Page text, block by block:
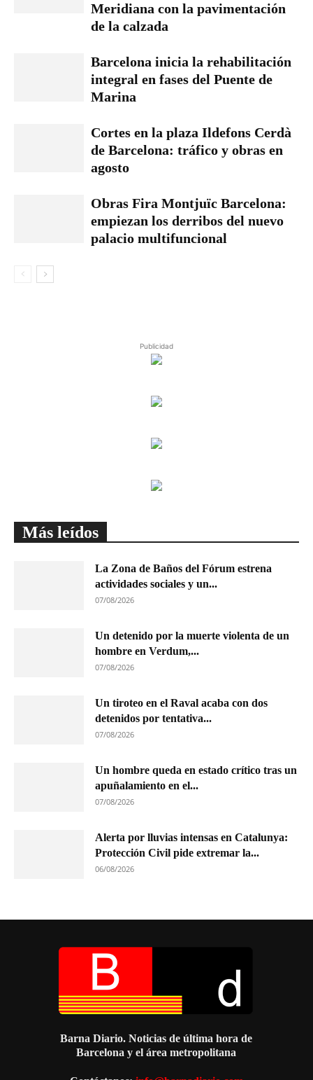
Meridiana con la pavimentación
de la calzada
Barcelona inicia la rehabilitación
integral en fases del Puente de
Marina
Cortes en la plaza Ildefons Cerdà
de Barcelona: tráfico y obras en
agosto
Obras Fira Montjuïc Barcelona:
empiezan los derribos del nuevo
palacio multifuncional
Publicidad
Más leídos
La Zona de Baños del Fórum estrena
actividades sociales y un...
07/08/2026
Un detenido por la muerte violenta de un
hombre en Verdum,...
07/08/2026
Un tiroteo en el Raval acaba con dos
detenidos por tentativa...
07/08/2026
Un hombre queda en estado crítico tras un
apuñalamiento en el...
07/08/2026
Alerta por lluvias intensas en Catalunya:
Protección Civil pide extremar la...
06/08/2026
Barna Diario. Noticias de última hora de
Barcelona y el área metropolitana